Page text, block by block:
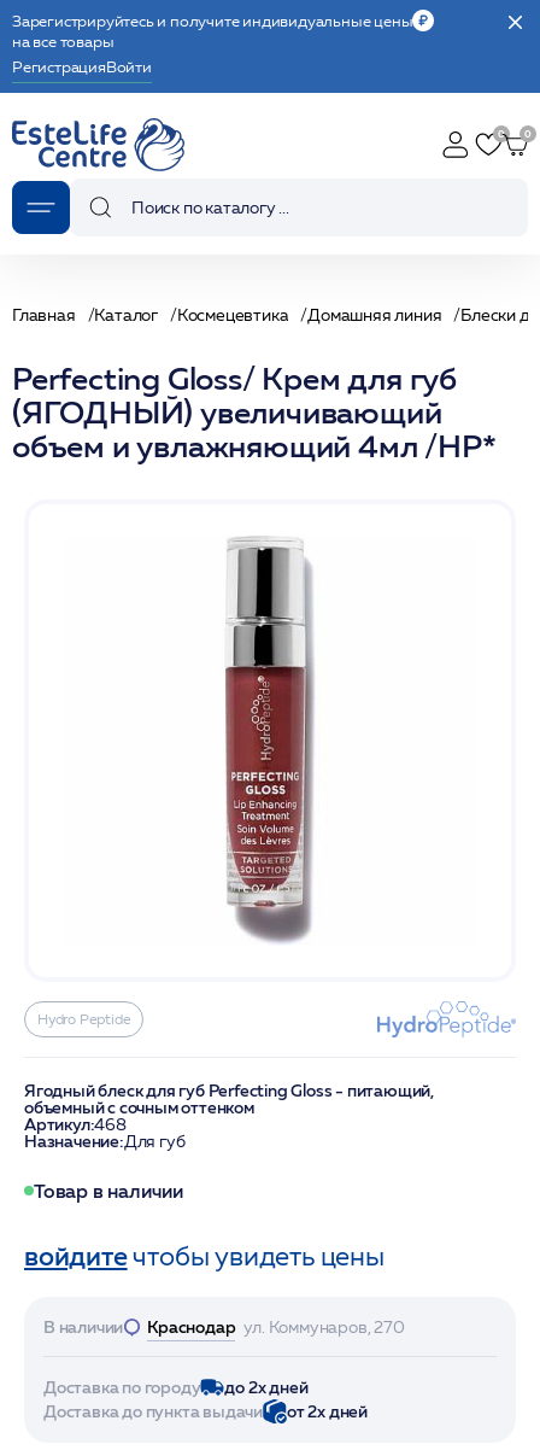
Зарегистрируйтесь и получите индивидуальные цены
на все товары
РегистрацияВойти
Главная Каталог Космецевтика Домашняя линия Блески
Perfecting Gloss/ Крем для губ
(ЯГОДНЫЙ) увеличивающий
объем и увлажняющий 4мл /HP*
Hydro Peptide
Ягодный блеск для губ Perfecting Gloss - питающий,
объемный с сочным оттенком
Артикул:468
Назначение:Для губ
Товар в наличии
войдитечтобы увидеть цены
В наличии Краснодар ул. Коммунаров, 270
Доставка по городу
до 2х дней
Доставка до пункта выдачи
от 2х дней